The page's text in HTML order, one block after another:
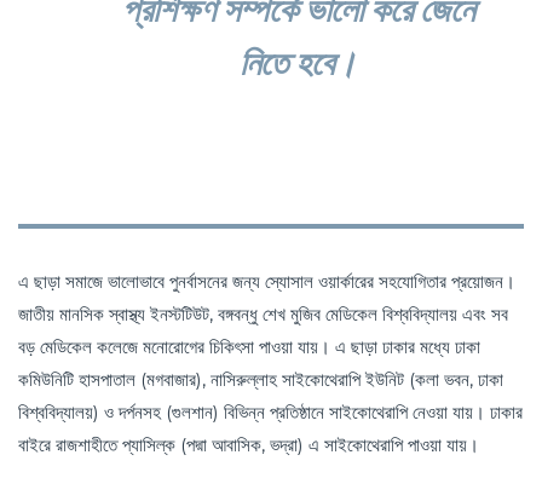
প্রশিক্ষণ সম্পর্কে ভালো করে জেনে
নিতে হবে।
এ ছাড়া সমাজে ভালোভাবে পুনর্বাসনের জন্য স্যোসাল ওয়ার্কারের সহযোগিতার প্রয়োজন।
জাতীয় মানসিক স্বাস্থ্য ইনস্টটিউট, বঙ্গবন্ধু শেখ মুজিব মেডিকেল বিশ্ববিদ্যালয় এবং সব
বড় মেডিকেল কলেজে মনোরোগের চিকিৎসা পাওয়া যায়। এ ছাড়া ঢাকার মধ্যে ঢাকা
কমিউনিটি হাসপাতাল (মগবাজার), নাসিরুল্লাহ সাইকোথেরাপি ইউনিট (কলা ভবন, ঢাকা
বিশ্ববিদ্যালয়) ও দর্পনসহ (গুলশান) বিভিন্ন প্রতিষ্ঠানে সাইকোথেরাপি নেওয়া যায়। ঢাকার
বাইরে রাজশাহীতে প্যাসিল্ক (পদ্মা আবাসিক, ভদ্রা) এ সাইকোথেরাপি পাওয়া যায়।